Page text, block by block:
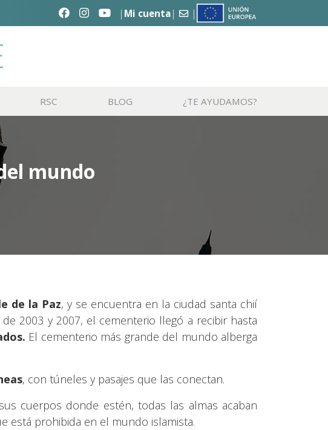
Mi cuenta
RSC BLOG ¿TE AYUDAMOS?
mundo
de la Paz, y se encuentra en la ciudad santa chií
2003 y 2007, el cementerio llegó a recibir hasta
El cementerio más grande del mundo alberga
, con túneles y pasajes que las conectan.
cuerpos donde estén, todas las almas acaban
está prohibida en el mundo islamista.